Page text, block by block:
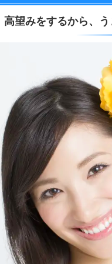
高望みをするから、